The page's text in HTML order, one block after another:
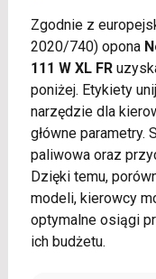
Zgodnie z
2020/740) opona
111 W XL FR
poniżej. Etykiety
narzędzie dla
główne parametry.
paliwowa oraz
Dzięki temu,
modeli, kierowcy
optymalne osiągi
ich budżetu.